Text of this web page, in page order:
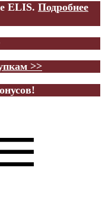
ELIS. Подробнее
>>